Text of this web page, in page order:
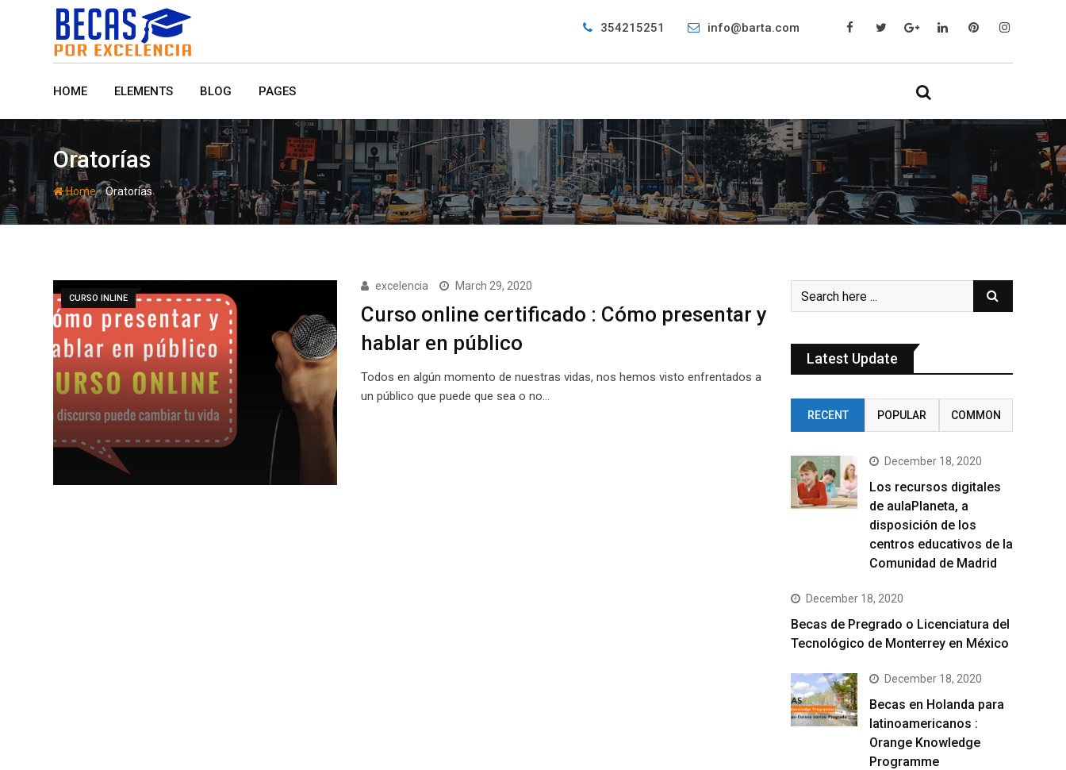
354215251 info@barta.com
HOME ELEMENTS BLOG PAGES
Oratorías
Home-Oratorías
CURSO INLINE
excelencia March 29, 2020
Curso online certificado : Cómo presentar y
hablar en público
Todos en algún momento de nuestras vidas, nos hemos visto enfrentados a
un público que puede que sea o no…
Latest Update
RECENT POPULAR COMMON
December 18, 2020
Los recursos digitales
de aulaPlaneta, a
disposición de los
centros educativos de la
Comunidad de Madrid
December 18, 2020
Becas de Pregrado o Licenciatura del
Tecnológico de Monterrey en México
December 18, 2020
Becas en Holanda para
latinoamericanos :
Orange Knowledge
Programme